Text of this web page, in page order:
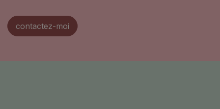
contactez-moi